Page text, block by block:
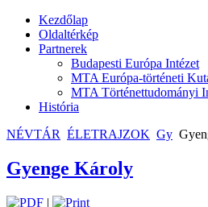
Kezdőlap
Oldaltérkép
Partnerek
Budapesti Európa Intézet
MTA Európa-történeti
MTA Történettudományi
História
NÉVTÁR ÉLETRAJZOK Gy
Gyenge Károly
|